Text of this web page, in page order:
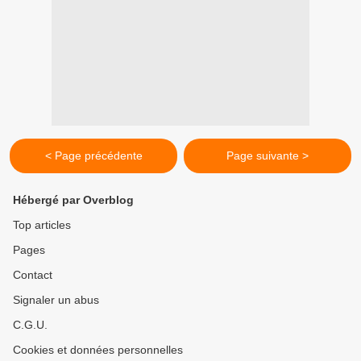
< Page précédente Page suivante >
Hébergé par Overblog
Top articles
Pages
Contact
Signaler un abus
C.G.U.
Cookies et données personnelles